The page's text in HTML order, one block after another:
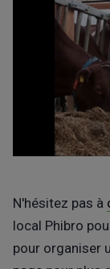
N'hésitez pas à
local Phibro
pour organiser